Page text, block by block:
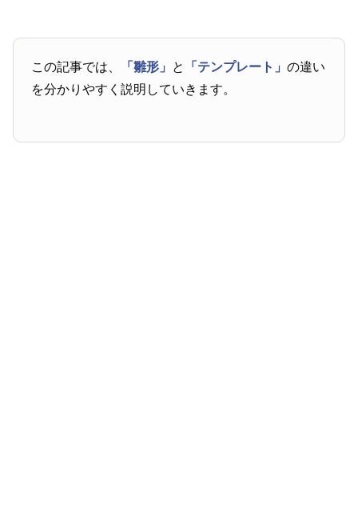
この記事では、 「雛形」 と 「テンプレート」の違い
を分かりやすく説明していきます。